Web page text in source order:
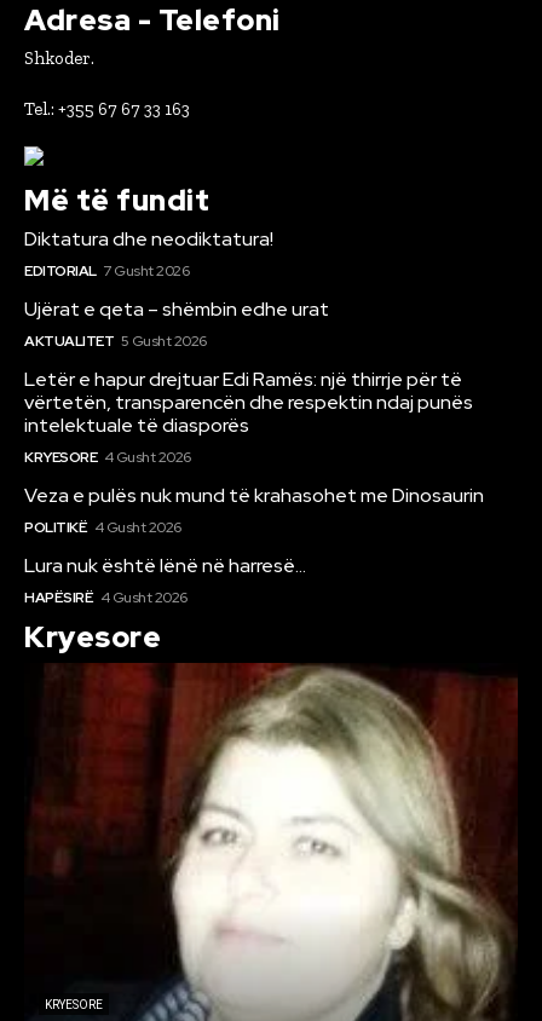
Adresa - Telefoni
Shkoder.
Tel.: +355 67 67 33 163
Më të fundit
Diktatura dhe neodiktatura!
EDITORIAL 7 Gusht 2026
Ujërat e qeta – shëmbin edhe urat
AKTUALITET 5 Gusht 2026
Letër e hapur drejtuar Edi Ramës: një thirrje për të
vërtetën, transparencën dhe respektin ndaj punës
intelektuale të diasporës
KRYESORE 4 Gusht 2026
Veza e pulës nuk mund të krahasohet me Dinosaurin
POLITIKË 4 Gusht 2026
Lura nuk është lënë në harresë…
HAPËSIRË 4 Gusht 2026
Kryesore
KRYESORE